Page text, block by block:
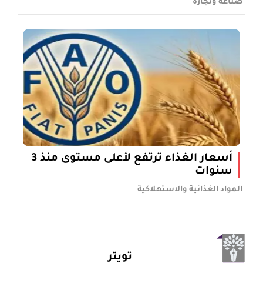
صناعة وتجارة
أسعار الغذاء ترتفع لأعلى مستوى منذ 3
سنوات
المواد الغذائية والاستهلاكية
تويتر